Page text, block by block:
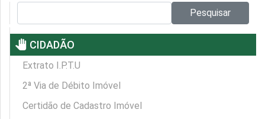
Pesquisar
pan_tool CIDADÃO
Extrato I.P.T.U
2ª Via de Débito Imóvel
Certidão de Cadastro Imóvel